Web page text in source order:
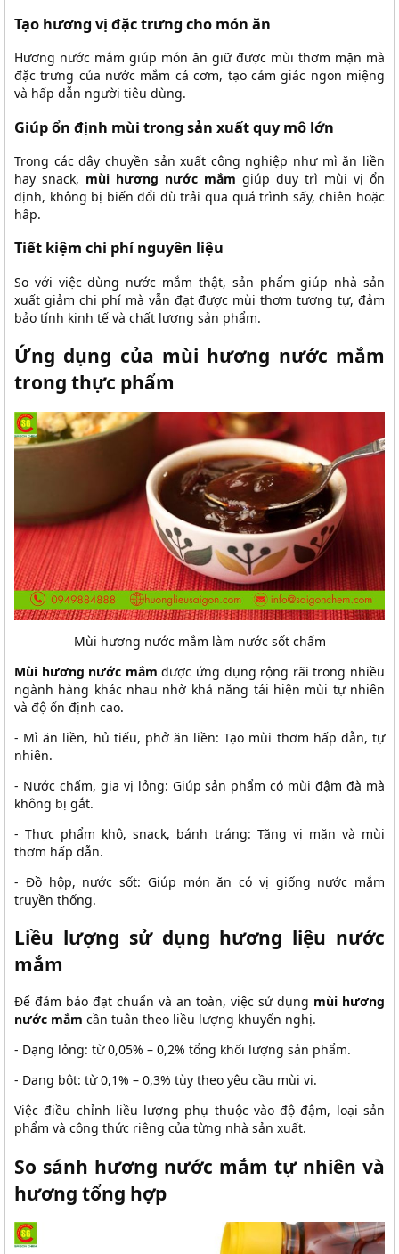
Tạo hương vị đặc trưng cho món ăn
Hương nước mắm giúp món ăn giữ được mùi thơm mặn mà
đặc trưng của nước mắm cá cơm, tạo cảm giác ngon miệng
và hấp dẫn người tiêu dùng.
Giúp ổn định mùi trong sản xuất quy mô lớn
Trong các dây chuyền sản xuất công nghiệp như mì ăn liền
hay snack, mùi hương nước mắm giúp duy trì mùi vị ổn
định, không bị biến đổi dù trải qua quá trình sấy, chiên hoặc
hấp.
Tiết kiệm chi phí nguyên liệu
So với việc dùng nước mắm thật, sản phẩm giúp nhà sản
xuất giảm chi phí mà vẫn đạt được mùi thơm tương tự, đảm
bảo tính kinh tế và chất lượng sản phẩm.
Ứng dụng của mùi hương nước mắm
trong thực phẩm
Mùi hương nước mắm làm nước sốt chấm
Mùi hương nước mắm được ứng dụng rộng rãi trong nhiều
ngành hàng khác nhau nhờ khả năng tái hiện mùi tự nhiên
và độ ổn định cao.
- Mì ăn liền, hủ tiếu, phở ăn liền: Tạo mùi thơm hấp dẫn, tự
nhiên.
- Nước chấm, gia vị lỏng: Giúp sản phẩm có mùi đậm đà mà
không bị gắt.
- Thực phẩm khô, snack, bánh tráng: Tăng vị mặn và mùi
thơm hấp dẫn.
- Đồ hộp, nước sốt: Giúp món ăn có vị giống nước mắm
truyền thống.
Liều lượng sử dụng hương liệu nước
mắm
Để đảm bảo đạt chuẩn và an toàn, việc sử dụng mùi hương
nước mắm cần tuân theo liều lượng khuyến nghị.
- Dạng lỏng: từ 0,05% – 0,2% tổng khối lượng sản phẩm.
- Dạng bột: từ 0,1% – 0,3% tùy theo yêu cầu mùi vị.
Việc điều chỉnh liều lượng phụ thuộc vào độ đậm, loại sản
phẩm và công thức riêng của từng nhà sản xuất.
So sánh hương nước mắm tự nhiên và
hương tổng hợp